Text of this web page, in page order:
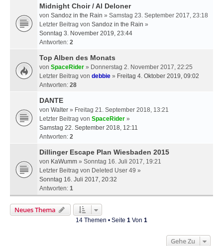
Midnight Choir / Al Deloner
von Sandoz in the Rain » Samstag 23. September 2017, 23:18
Letzter Beitrag von Sandoz in the Rain »
Sonntag 3. November 2019, 23:44
Antworten: 2
Top Alben des Monats
von SpaceRider » Donnerstag 2. November 2017, 22:25
Letzter Beitrag von debbie » Freitag 4. Oktober 2019, 09:02
Antworten: 28
DANTE
von Walter » Freitag 21. September 2018, 13:21
Letzter Beitrag von SpaceRider »
Samstag 22. September 2018, 12:11
Antworten: 2
Dillinger Escape Plan Wiesbaden 2015
von KaWumm » Sonntag 16. Juli 2017, 19:21
Letzter Beitrag von Deleted User 49 »
Sonntag 16. Juli 2017, 20:32
Antworten: 1
Neues Thema
14 Themen • Seite 1 Von 1
Gehe Zu